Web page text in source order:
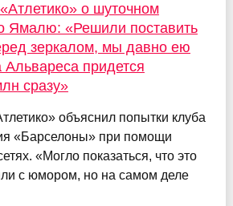
о шуточном
Ямалю: «Решили поставить
зеркалом, мы давно ею
придется
сразу»
объяснил попытки клуба
«Барселоны» при помощи
«Могло показаться, что это
с юмором, но на самом деле